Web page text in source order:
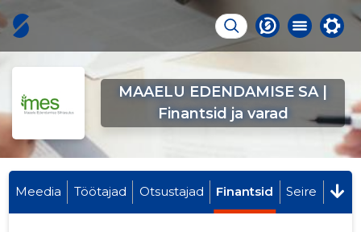
MAAELU EDENDAMISE SA |
Finantsid ja varad
Meedia Töötajad Otsustajad Finantsid Seire